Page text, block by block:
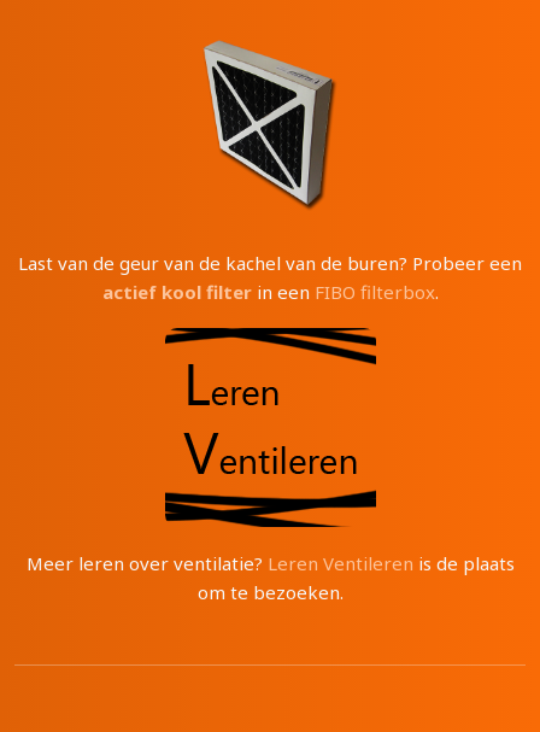
Last van de geur van de kachel van de buren? Probeer een
actief kool filterin een FIBO filterbox.
Meer leren over ventilatie? Leren Ventileren is de plaats
om te bezoeken.